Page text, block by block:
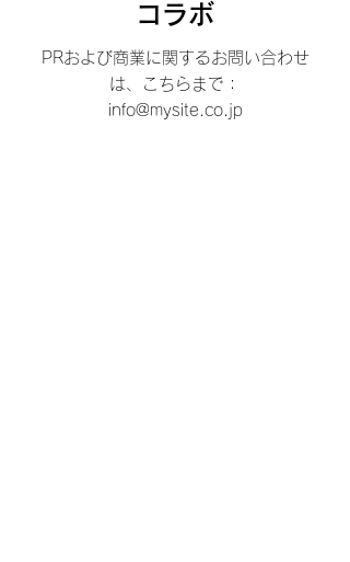
コラボ
PRおよび商業に関するお問い合わせ
は、こちらまで：
info@mysite.co.jp